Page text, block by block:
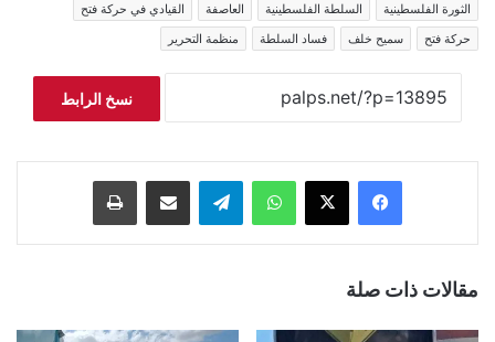
الثورة الفلسطينية
السلطة الفلسطينية العاصفة
القيادي في حركة فتح
حركة فتح
سميح خلف فساد السلطة منظمة التحرير
نسخ الرابط
فيسبوك ‫X واتساب تيلقرام مشاركة عبر البريد طباعة
مقالات ذات صلة